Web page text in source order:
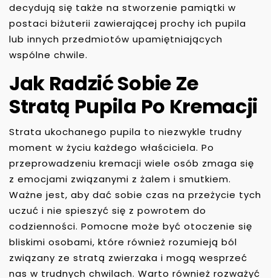
decydują się także na stworzenie pamiątki w
postaci biżuterii zawierającej prochy ich pupila
lub innych przedmiotów upamiętniających
wspólne chwile.
Jak Radzić Sobie Ze
Stratą Pupila Po Kremacji
Strata ukochanego pupila to niezwykle trudny
moment w życiu każdego właściciela. Po
przeprowadzeniu kremacji wiele osób zmaga się
z emocjami związanymi z żalem i smutkiem.
Ważne jest, aby dać sobie czas na przeżycie tych
uczuć i nie spieszyć się z powrotem do
codzienności. Pomocne może być otoczenie się
bliskimi osobami, które również rozumieją ból
związany ze stratą zwierzaka i mogą wesprzeć
nas w trudnych chwilach. Warto również rozważyć